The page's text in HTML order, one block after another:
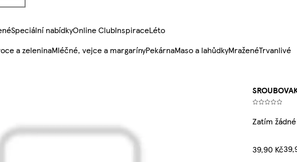
Speciální nabídkyOnline ClubInspiraceLéto
a zeleninaMléčné, vejce a margarínyPekárnaMaso a lahůdkyMraženéTrvanlivé
Zatím
39,90 Kč